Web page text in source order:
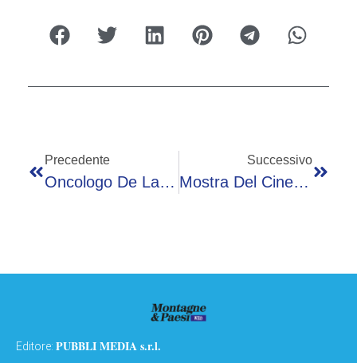
Precedente
Oncologo De Laurentiis: “Test Genomici Per Cure Personalizzate In Cancro Seno”
Successivo
Mostra Del Cinema Di Venezia, Greta Scarano Condurrà Le Cerimonie Di Apertura E Chiusura
Editore: PUBBLI MEDIA s.r.l.